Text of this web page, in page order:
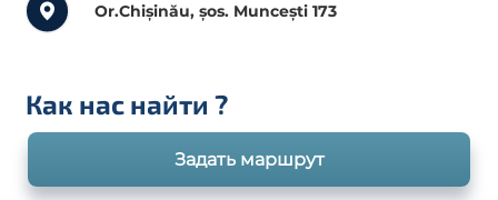
Or.Chișinău, șos. Muncești 173
Как нас найти ?
Задать маршрут